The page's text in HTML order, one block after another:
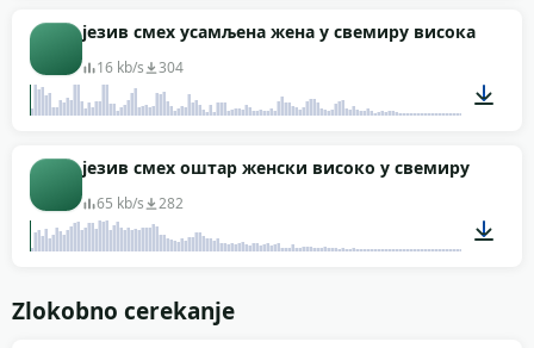
00:03
језив смех усамљена жена у свемиру висока
16 kb/s 304
00:03
језив смех оштар женски високо у свемиру
65 kb/s 282
Zlokobno cerekanje